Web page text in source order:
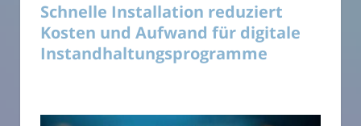
Schnelle Installation reduziert
Kosten und Aufwand für digitale
Instandhaltungsprogramme